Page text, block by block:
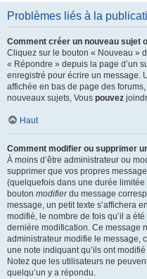
Problèmes liés à la
Comment créer un nouveau sujet
Cliquez sur le bouton « Nouveau »
« Répondre » depuis la page d’un
enregistré pour écrire un message.
affichée en bas de page des
nouveaux sujets, Vous pouvez
Haut
Comment modifier ou supprimer
À moins d’être administrateur ou
supprimer que vos propres
(quelquefois dans une durée
bouton modifierdu message
message, un petit texte s’affichera
modifié, le nombre de fois qu’il a
dernière modification. Ce message
administrateur modifie le message,
une note indiquant qu’ils ont
Notez que les utilisateurs ne
quelqu’un y a répondu.